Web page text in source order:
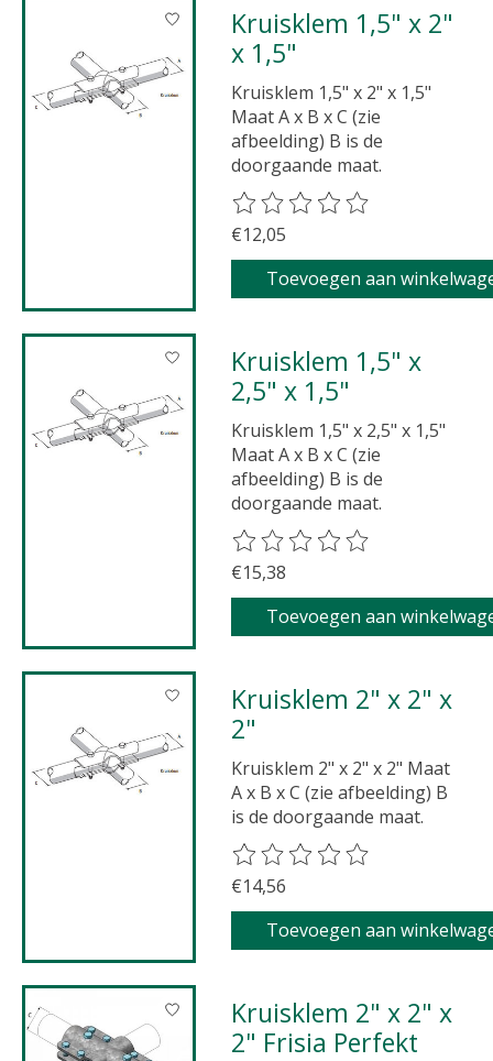
Kruisklem 1,5" x 2"
x 1,5"
Kruisklem 1,5" x 2" x 1,5"
Maat A x B x C (zie
afbeelding) B is de
doorgaande maat.
De beoordeling van dit
€12,05
Toevoegen aan
Kruisklem 1,5" x
2,5" x 1,5"
Kruisklem 1,5" x 2,5" x 1,5"
Maat A x B x C (zie
afbeelding) B is de
doorgaande maat.
De beoordeling van dit
€15,38
Toevoegen aan
Kruisklem 2" x 2" x
2"
Kruisklem 2" x 2" x 2" Maat
A x B x C (zie afbeelding) B
is de doorgaande maat.
De beoordeling van dit
€14,56
Toevoegen aan
Kruisklem 2" x 2" x
2" Frisia Perfekt